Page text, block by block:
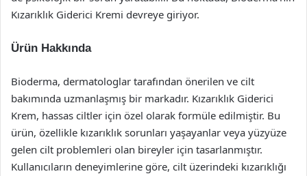
Kızarıklık Giderici Kremi devreye giriyor.
Ürün Hakkında
Bioderma, dermatologlar tarafından önerilen ve cilt
bakımında uzmanlaşmış bir markadır. Kızarıklık Giderici
Krem, hassas ciltler için özel olarak formüle edilmiştir. Bu
ürün, özellikle kızarıklık sorunları yaşayanlar veya yüzyüze
gelen cilt problemleri olan bireyler için tasarlanmıştır.
Kullanıcıların deneyimlerine göre, cilt üzerindeki kızarıklığı